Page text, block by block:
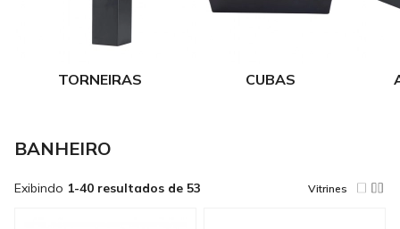
TORNEIRAS CUBAS
BANHEIRO
Exibindo 1-40 resultados de 53 Vitrines